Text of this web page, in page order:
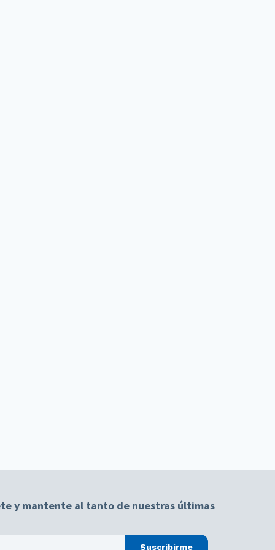
y mantente al tanto de nuestras últimas
Suscribirme